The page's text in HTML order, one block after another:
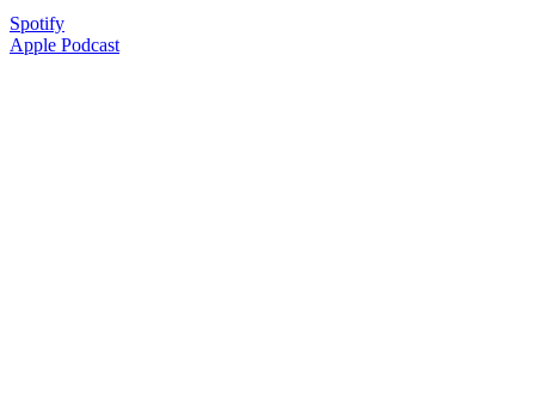
Spotify
Apple Podcast